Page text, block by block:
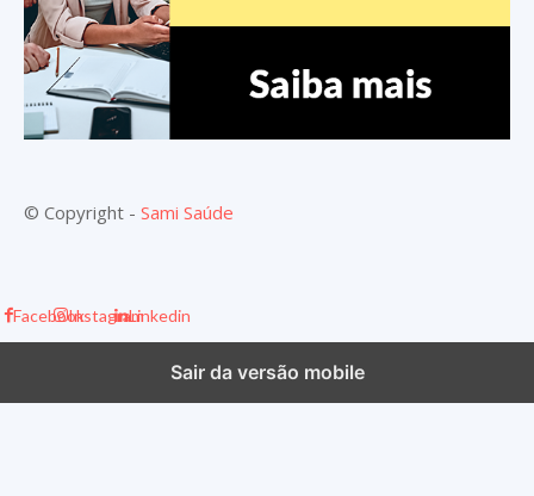
© Copyright - Sami Saúde
FacebookInstagramLinkedin
Sair da versão mobile